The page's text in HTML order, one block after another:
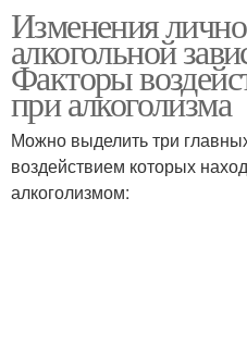
деградация
Изменения
алкогольной
Факторы
при алкоголизма
Можно выделить три
воздействием которых
алкоголизмом: